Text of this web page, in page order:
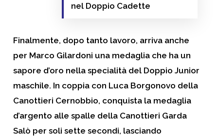
nel Doppio Cadette
Finalmente, dopo tanto lavoro, arriva anche
per Marco Gilardoni una medaglia che ha un
sapore d’oro nella specialità del Doppio Junior
maschile. In coppia con Luca Borgonovo della
Canottieri Cernobbio, conquista la medaglia
d’argento alle spalle della Canottieri Garda
Salò per soli sette secondi, lasciando